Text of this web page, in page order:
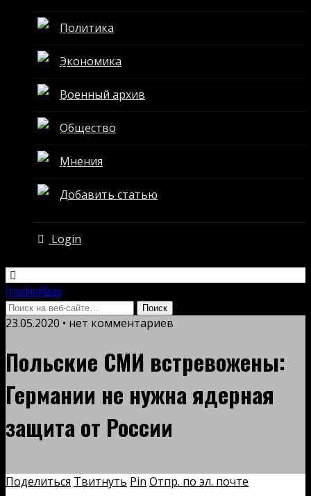
Политика
Экономика
Военный архив
Общество
Мнения
Добавить статью
Login
FreedomNews
23.05.2020 • нет комментариев
Польские СМИ встревожены:
Германии не нужна ядерная
защита от России
Поделиться Твитнуть Pin Отпр. по эл. почте